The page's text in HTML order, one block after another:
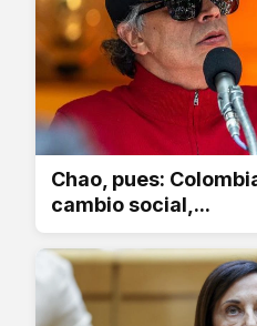
Chao, pues:
cambio social,...